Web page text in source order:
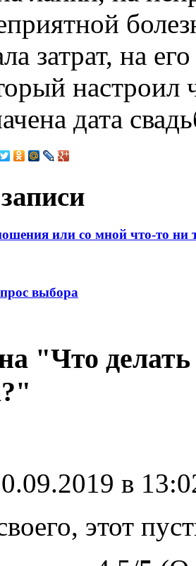
затрат, на
настроил
дата
или со мной что-то ни
выбора
"Что
в
этот